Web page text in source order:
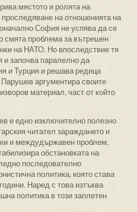
мястото и ролята на
на отношенията на
София не успява да се
смята проблема за вътрешен
на НАТО. Но впоследствие тя
и започва паралелно да
и Турция и решава редица
аргументира своите
материал, част от който
е едно изключително полезно
читател зараждането и
и междудържавен проблем,
обстановката на
последователно
политика, която става
Наред с това изтъква
политика в този заплетен